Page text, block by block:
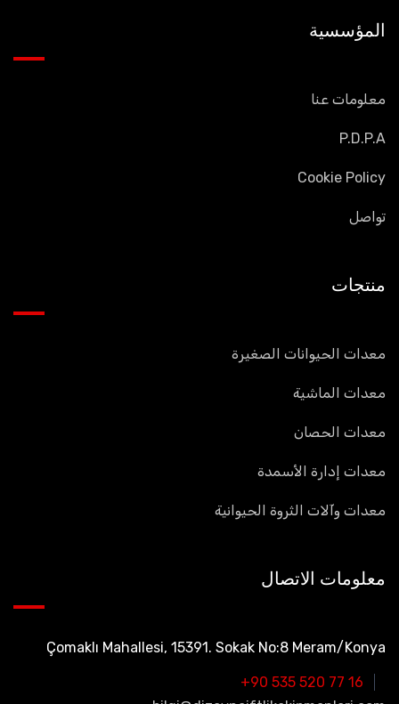
المؤسسية
معلومات عنا
P.D.P.A
Cookie Policy
تواصل
منتجات
معدات الحيوانات الصغيرة
معدات الماشية
معدات الحصان
معدات إدارة الأسمدة
معدات وآلات الثروة الحيوانية
معلومات الاتصال
Çomaklı Mahallesi, 15391. Sokak No:8 Meram/Konya
+90 535 520 77 16